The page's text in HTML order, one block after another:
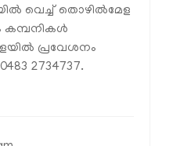
വെച്ച് തൊഴിൽമേള
കമ്പനികൾ
പ്രവേശനം
2734737.